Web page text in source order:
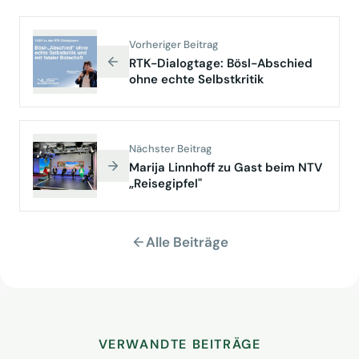
Vorheriger Beitrag
RTK-Dialogtage: Bösl-Abschied
ohne echte Selbstkritik
Nächster Beitrag
Marija Linnhoff zu Gast beim NTV
„Reisegipfel"
Alle Beiträge
VERWANDTE BEITRÄGE